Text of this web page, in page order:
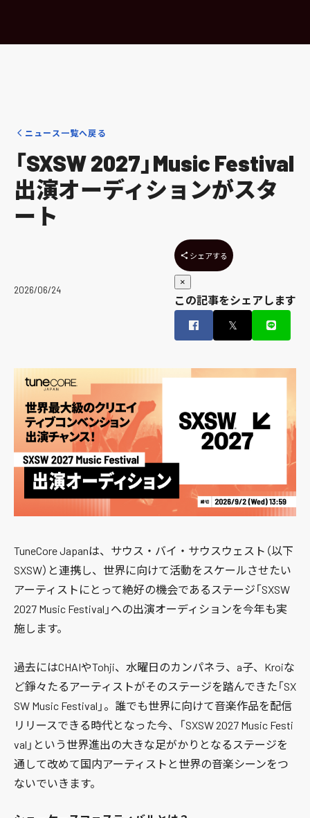
ニュース一覧へ戻る
「SXSW 2027」Music Festival
出演オーディションがスタ
ート
2026/06/24
シェアする
×
この記事をシェアします
𝕏
TuneCore Japanは、サウス・バイ・サウスウェスト（以下
SXSW）と連携し、世界に向けて活動をスケールさせたい
アーティストにとって絶好の機会であるステージ「SXSW
2027 Music Festival」への出演オーディションを今年も実
施します。
過去にはCHAIやTohji、水曜日のカンパネラ、a子、Kroiな
ど錚々たるアーティストがそのステージを踏んできた「SX
SW Music Festival」。誰でも世界に向けて音楽作品を配信
リリースできる時代となった今、「SXSW 2027 Music Festi
val」という世界進出の大きな足がかりとなるステージを
通して改めて国内アーティストと世界の音楽シーンをつ
ないでいきます。